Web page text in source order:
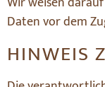
Daten vor dem
HINWEIS